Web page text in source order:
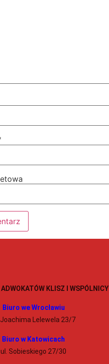
KLISZ I WSPÓLNICY
Biuro we Wrocławiu
Lelewela 23/7
Biuro w Katowicach
ul. Sobieskiego 27/30